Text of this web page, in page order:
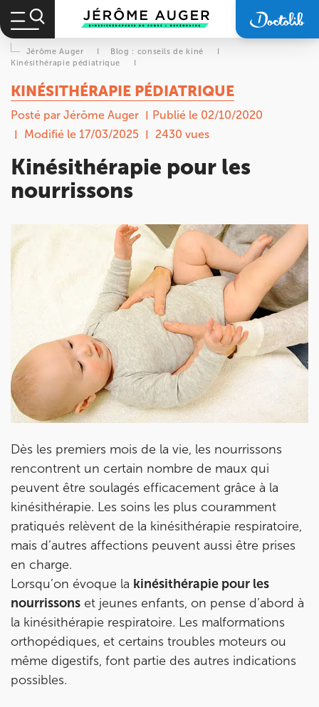
Jérôme Auger I Blog : conseils de kiné
I
Kinésithérapie pédiatrique
I
KINÉSITHÉRAPIE PÉDIATRIQUE
Posté par Jérôme Auger
Publié le 02/10/2020
Modifié le 17/03/2025
2430 vues
Kinésithérapie pour les
nourrissons
Dès les premiers mois de la vie, les nourrissons
rencontrent un certain nombre de maux qui
peuvent être soulagés efficacement grâce à la
kinésithérapie. Les soins les plus couramment
pratiqués relèvent de la kinésithérapie respiratoire,
mais d’autres affections peuvent aussi être prises
en charge.
Lorsqu’on évoque la kinésithérapie pour les
nourrissons et jeunes enfants, on pense d’abord à
la kinésithérapie respiratoire. Les malformations
orthopédiques, et certains troubles moteurs ou
même digestifs, font partie des autres indications
possibles.
Prendre rendez-vous
avec les équipes
de Jérôme Auger
Bénéficiez de l’expertise de Jérôme Augeren
prenant rendez-vous avecses équipesdans votre
cabinetIK – Institut Kinésithérapiele plus proche
de chez vous ou chez
quotidien.